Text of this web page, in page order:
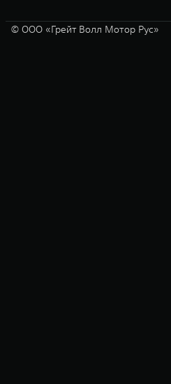
© ООО «Грейт Волл Мотор Рус»